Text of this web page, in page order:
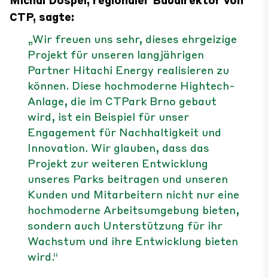
CTP, sagte:
„Wir freuen uns sehr, dieses ehrgeizige
Projekt für unseren langjährigen
Partner Hitachi Energy realisieren zu
können. Diese hochmoderne Hightech-
Anlage, die im CTPark Brno gebaut
wird, ist ein Beispiel für unser
Engagement für Nachhaltigkeit und
Innovation. Wir glauben, dass das
Projekt zur weiteren Entwicklung
unseres Parks beitragen und unseren
Kunden und Mitarbeitern nicht nur eine
hochmoderne Arbeitsumgebung bieten,
sondern auch Unterstützung für ihr
Wachstum und ihre Entwicklung bieten
wird.“